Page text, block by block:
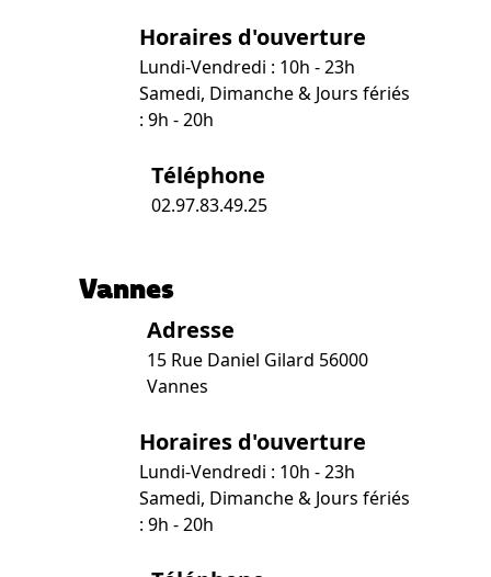
Horaires d'ouverture
Lundi-Vendredi : 10h - 23h
Samedi, Dimanche & Jours fériés
: 9h - 20h
Téléphone
02.97.83.49.25
Vannes
Adresse
15 Rue Daniel Gilard 56000
Vannes
Horaires d'ouverture
Lundi-Vendredi : 10h - 23h
Samedi, Dimanche & Jours fériés
: 9h - 20h